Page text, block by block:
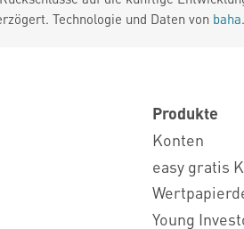
Technologie und Daten von baha
Produkte
Konten
easy gratis
Young